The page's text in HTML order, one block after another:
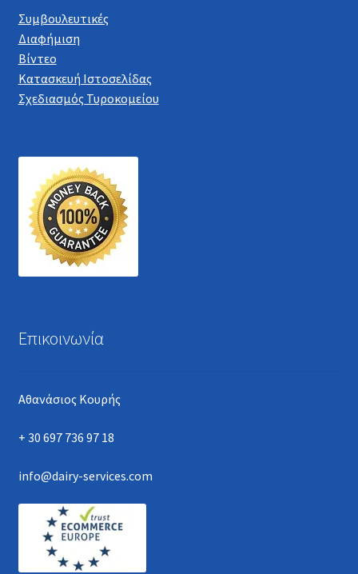
Συμβουλευτικές
Διαφήμιση
Βίντεο
Κατασκευή Ιστοσελίδας
Σχεδιασμός Τυροκομείου
Επικοινωνία
Αθανάσιος Κουρής
+ 30 697 736 97 18
info@dairy-services.com